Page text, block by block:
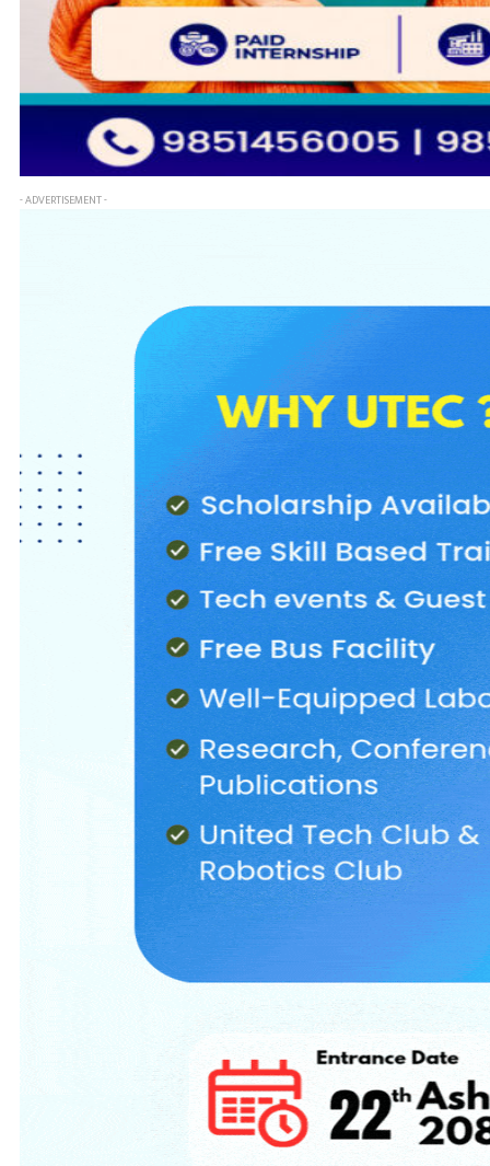
- ADVERTISEMENT -